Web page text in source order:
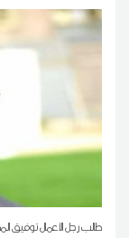
طالب رجل الأعمال توفيق